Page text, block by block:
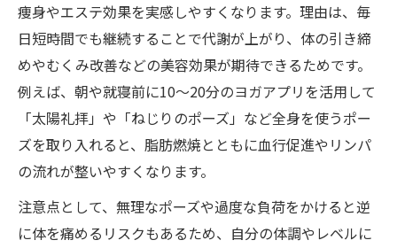
痩身やエステ効果を実感しやすくなります。理由は、毎
日短時間でも継続することで代謝が上がり、体の引き締
めやむくみ改善などの美容効果が期待できるためです。
例えば、朝や就寝前に10～20分のヨガアプリを活用して
「太陽礼拝」や「ねじりのポーズ」など全身を使うポー
ズを取り入れると、脂肪燃焼とともに血行促進やリンパ
の流れが整いやすくなります。
注意点として、無理なポーズや過度な負荷をかけると逆
に体を痛めるリスクもあるため、自分の体調やレベルに